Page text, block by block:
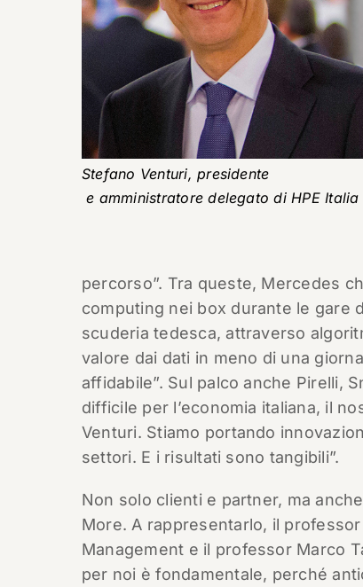
Stefano Venturi, presidente
e amministratore delegato di HPE Italia
percorso”. Tra queste, Mercedes
computing nei box durante le gare
scuderia tedesca, attraverso
valore dai dati in meno di una
affidabile”. Sul palco anche Pirelli,
difficile per l’economia italiana, il
Venturi. Stiamo portando
settori. E i risultati sono tangibili”.
Non solo clienti e partner, ma
More. A rappresentarlo, il
Management e il professor Marco
per noi è fondamentale, perché